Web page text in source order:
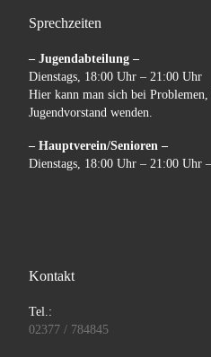
Sprechzeiten
– Jugendabteilung –
Dienstags, 18:00 Uhr – 21:00 Uhr
Hier kann man sich bei Problemen,
Jugendvorstand wenden.
– Hauptverein/Senioren –
Dienstags, 18:00 Uhr – 21:00 Uhr –
Kontakt
Tel.:
02377 / 784845